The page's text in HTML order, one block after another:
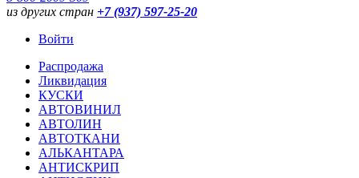
из других стран +7 (937) 597-25-20
Войти
Распродажа
Ликвидация
КУСКИ
АВТОВИНИЛ
АВТОЛИН
АВТОТКАНИ
АЛЬКАНТАРА
АНТИСКРИП